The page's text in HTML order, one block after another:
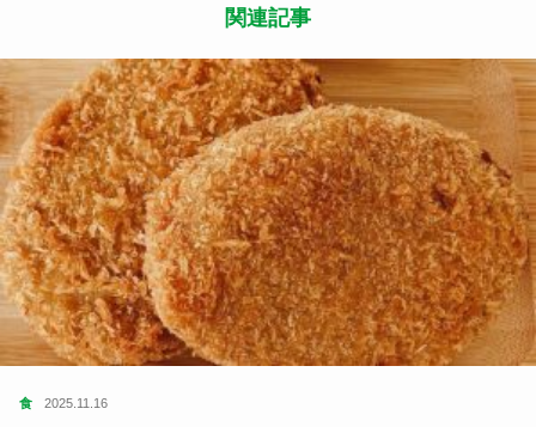
関連記事
食 2025.11.16